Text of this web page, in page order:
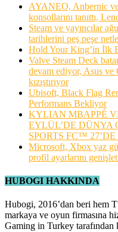
AYANEO, Anbernic
konsollarını tanıttı,
Steam ve yayıncılar
tarihlerini peş peşe
Hold Your King’in İlk
Valve Steam Deck
devam ediyor, Asus
kızıştırıyor
Ubisoft, Black Flag
Performans Bekliyor
KYLIAN MBAPPÉ
EYLÜL’DE DÜNYA
SPORTS FC™
Microsoft, Xbox yaz
profil ayarlarını
HUBOGI HAKKINDA
Hubogi, 2016’dan beri hem
markaya ve oyun firmasına
Gaming in Turkey tarafından